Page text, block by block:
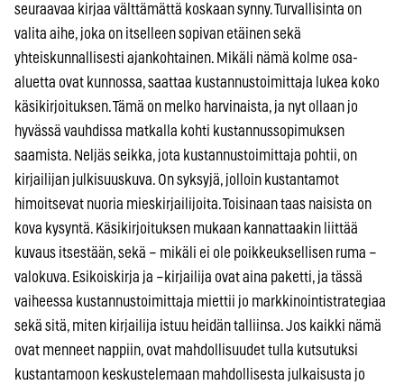
seuraavaa kirjaa välttämättä koskaan synny. Turvallisinta on
valita aihe, joka on itselleen sopivan etäinen sekä
yhteiskunnallisesti ajankohtainen. Mikäli nämä kolme osa-
aluetta ovat kunnossa, saattaa kustannustoimittaja lukea koko
käsikirjoituksen. Tämä on melko harvinaista, ja nyt ollaan jo
hyvässä vauhdissa matkalla kohti kustannussopimuksen
saamista. Neljäs seikka, jota kustannustoimittaja pohtii, on
kirjailijan julkisuuskuva. On syksyjä, jolloin kustantamot
himoitsevat nuoria mieskirjailijoita. Toisinaan taas naisista on
kova kysyntä. Käsikirjoituksen mukaan kannattaakin liittää
kuvaus itsestään, sekä – mikäli ei ole poikkeuksellisen ruma –
valokuva. Esikoiskirja ja –kirjailija ovat aina paketti, ja tässä
vaiheessa kustannustoimittaja miettii jo markkinointistrategiaa
sekä sitä, miten kirjailija istuu heidän talliinsa. Jos kaikki nämä
ovat menneet nappiin, ovat mahdollisuudet tulla kutsutuksi
kustantamoon keskustelemaan mahdollisesta julkaisusta jo